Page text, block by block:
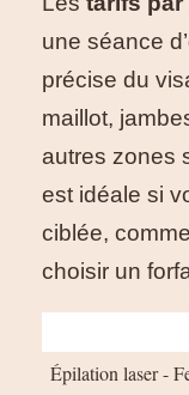
une séance d’
précise du
maillot,
autres zones
est idéale si
ciblée,
choisir un
Épilation laser -